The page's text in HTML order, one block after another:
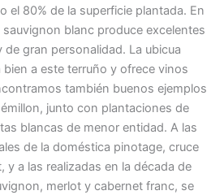
el 80% de la superficie plantada. En
blanc produce excelentes
gran personalidad. La ubicua
a este terruño y ofrece vinos
también buenos ejemplos
junto con plantaciones de
blancas de menor entidad. A las
de la doméstica pinotage, cruce
y a las realizadas en la década de
merlot y cabernet franc, se